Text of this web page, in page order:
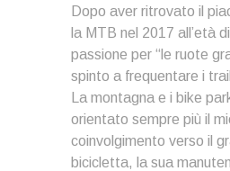
Dopo aver ritrovato il
la MTB nel 2017 all’età
passione per “le ruote
spinto a frequentare i
La montagna e i bike
orientato sempre più il
coinvolgimento verso il
bicicletta, la sua